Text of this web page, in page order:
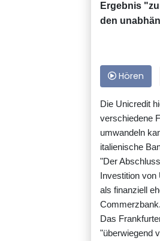
Ergebnis
den
Hören
Die Unicredit
verschiedene
umwandeln
italienische
"Der
Investition von
als finanziell
Commerzbank.
Das
"überwiegend